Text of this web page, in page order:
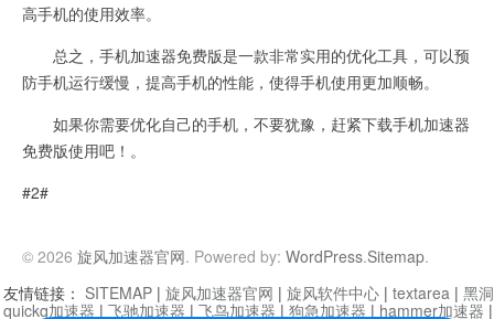
高手机的使用效率。
总之，手机加速器免费版是一款非常实用的优化工具，可以预
防手机运行缓慢，提高手机的性能，使得手机使用更加顺畅。
如果你需要优化自己的手机，不要犹豫，赶紧下载手机加速器
免费版使用吧！。
#2#
© 2026 旋风加速器官网. Powered by: WordPress.Sitemap.
友情链接： SITEMAP | 旋风加速器官网 | 旋风软件中心 | textarea | 黑
quickq加速器 | 飞驰加速器 | 飞鸟加速器 | 狗急加速器 | hammer加速器